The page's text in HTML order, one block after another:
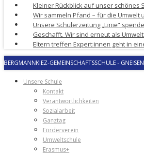
Kleiner Rückblick auf unser schönes
Wir sammeln Pfand – für die Umwelt
Unsere Schülerzeitung „Linie“
Geschafft. Wir sind erneut als
Eltern treffen Expert:innen geht in
BERGMANNKIEZ-GEMEINSCHAFTSSCHULE-
Unsere Schule
Kontakt
Verantwortlichkeiten
Sozialarbeit
Ganztag
Förderverein
Umweltschule
Erasmus+